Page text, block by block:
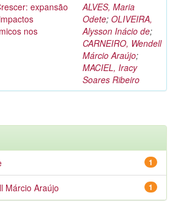
expansão
nos
ALVES, Maria
Odete; OLIVEIRA,
Alysson Inácio de;
CARNEIRO, Wendell
Márcio Araújo;
MACIEL, Iracy
Soares Ribeiro
1
1
Márcio Araújo